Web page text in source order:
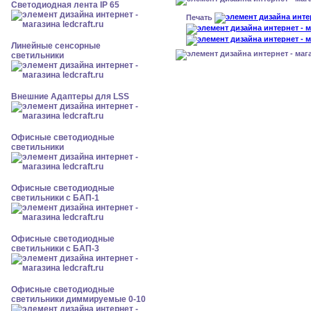
Светодиодная лента IP 65
Линейные сенсорные
светильники
Внешние Адаптеры для LSS
Офисные светодиодные
светильники
Офисные светодиодные
светильники с БАП-1
Офисные светодиодные
светильники с БАП-3
Офисные светодиодные
светильники диммируемые 0-10
Печать